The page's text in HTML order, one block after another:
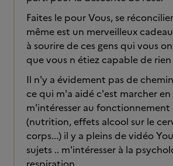
Faites le pour Vous, se
même est un merveilleux
à sourire de ces gens qui vous
que vous n étiez capable de rien
Il n'y a évidement pas de
ce qui m'a aidé c'est marcher
m'intéresser au
(nutrition, effets alcool sur le
corps...) il y a pleins de vidéo
sujets .. m'intéresser à la